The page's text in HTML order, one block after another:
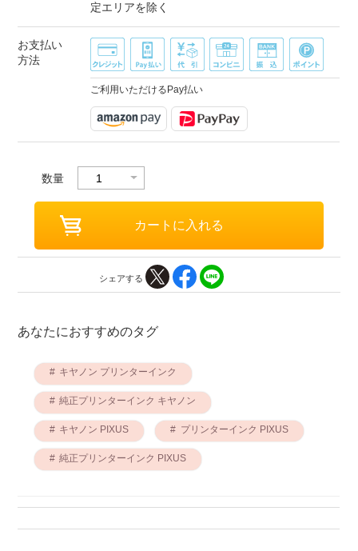
定エリアを除く
お支払い
方法
ご利用いただけるPay払い
数量
シェアする
あなたにおすすめのタグ
キヤノン プリンターインク
純正プリンターインク キヤノン
キヤノン PIXUS プリンターインク PIXUS
純正プリンターインク PIXUS